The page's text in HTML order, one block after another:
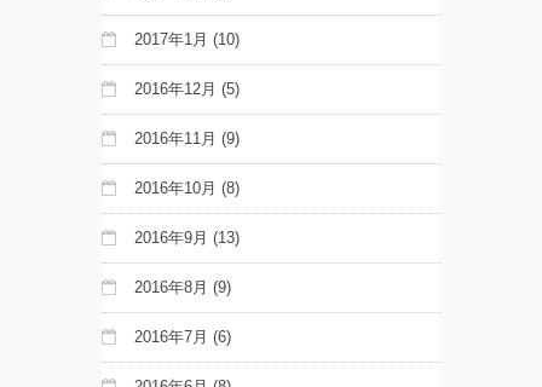
2017年1月 (10)
2016年12月 (5)
2016年11月 (9)
2016年10月 (8)
2016年9月 (13)
2016年8月 (9)
2016年7月 (6)